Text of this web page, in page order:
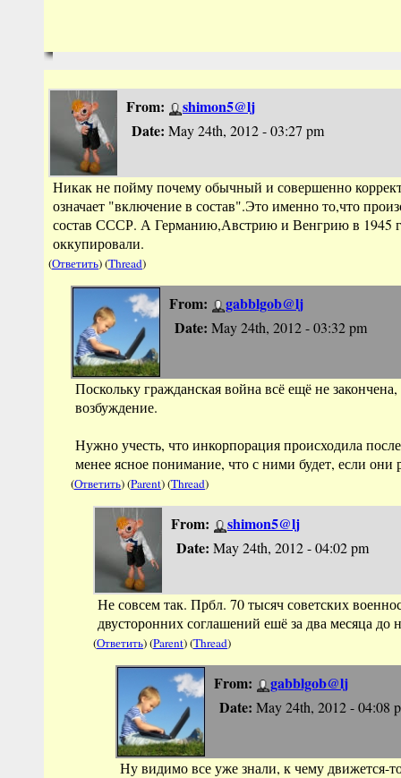
From:
shimon5@lj
Date: May 24th, 2012 - 03:27 pm
Никак не пойму почему обычный и совершенно
означает "включение в состав".Это именно то,что
состав СССР. А Германию,Австрию и Венгрию в 1945
оккупировали.
(Ответить) (Thread)
From:
gabblgob@lj
Date: May 24th, 2012 - 03:32 pm
Поскольку гражданская война всё ещё не
возбуждение.
Нужно учесть, что инкорпорация происходила
менее ясное понимание, что с ними будет, если они
(Ответить) (Parent) (Thread)
From:
shimon5@lj
Date: May 24th, 2012 - 04:02 pm
Не совсем так. Прбл. 70 тысяч советских
двусторонних соглашений ешё за два месяца до
(Ответить) (Parent) (Thread)
From:
gabblgob@lj
Date: May 24th, 2012 - 04:08
Ну видимо все уже знали, к чему движется-